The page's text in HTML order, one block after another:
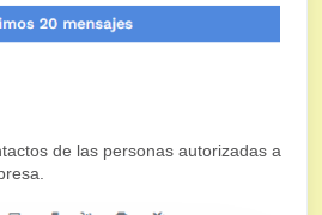
de las personas autorizadas a